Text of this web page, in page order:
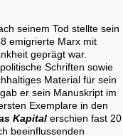
seinem Tod stellte sein
emigrierte Marx mit
geprägt war.
Schriften sowie
Material für sein
er sein Manuskript im
Exemplare in den
Kapitalerschien fast 20
beeinflussenden